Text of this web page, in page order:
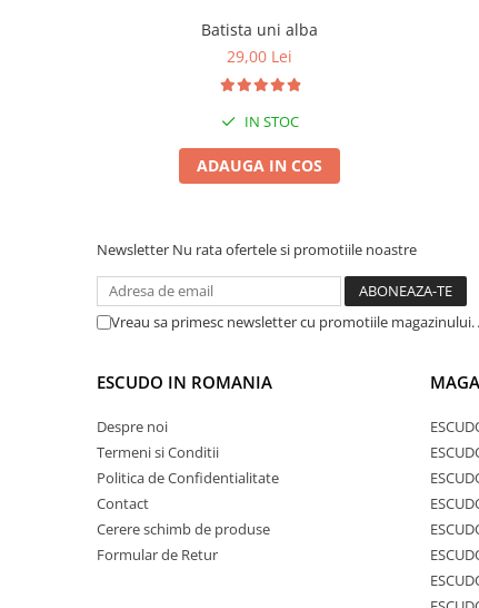
Batista uni alba
29,00 Lei
IN STOC
ADAUGA IN COS
Newsletter Nu rata ofertele si promotiile noastre
Vreau sa primesc newsletter cu promotiile
ESCUDO IN ROMANIA
Despre noi
Termeni si Conditii
Politica de Confidentialitate
Contact
Cerere schimb de produse
Formular de Retur